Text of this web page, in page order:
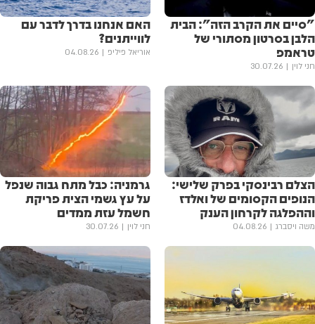
"סיים את הקרב הזה": הבית
הלבן בסרטון מסתורי של
טראמפ
חני לוין 30.07.26
האם אנחנו בדרך לדבר עם
לווייתנים?
אוריאל פיליפ 04.08.26
הצלם רבינסקי בפרק שלישי:
הנופים הקסומים של ואלדז
וההפלגה לקרחון הענק
משה ויסברג 04.08.26
גרמניה: כבל מתח גבוה שנפל
על עץ גשמי הצית פריקת
חשמל עזת ממדים
חני לוין 30.07.26